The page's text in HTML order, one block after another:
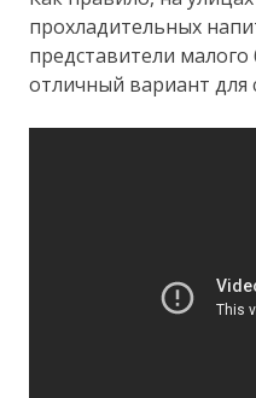
прохладительных
представители
отличный вариант для